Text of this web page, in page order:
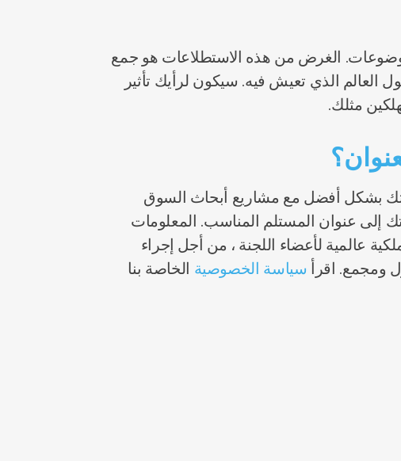
الغرض من هذه الاستطلاعات هو جمع
العالم الذي تعيش فيه. سيكون لرأيك تأثير
مثلك.
بشكل أفضل مع مشاريع أبحاث السوق
إلى عنوان المستلم المناسب. المعلومات
عالمية لأعضاء اللجنة ، من أجل إجراء
ومجمع. اقرأ سياسة الخصوصية الخاصة بنا